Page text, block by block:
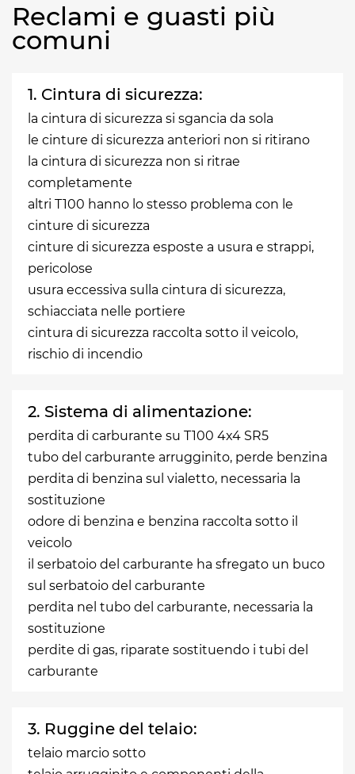
Reclami e guasti più
comuni
1. Cintura di sicurezza:
la cintura di sicurezza si sgancia da sola
le cinture di sicurezza anteriori non si ritirano
la cintura di sicurezza non si ritrae
completamente
altri T100 hanno lo stesso problema con le
cinture di sicurezza
cinture di sicurezza esposte a usura e strappi,
pericolose
usura eccessiva sulla cintura di sicurezza,
schiacciata nelle portiere
cintura di sicurezza raccolta sotto il veicolo,
rischio di incendio
2. Sistema di alimentazione:
perdita di carburante su T100 4x4 SR5
tubo del carburante arrugginito, perde benzina
perdita di benzina sul vialetto, necessaria la
sostituzione
odore di benzina e benzina raccolta sotto il
veicolo
il serbatoio del carburante ha sfregato un buco
sul serbatoio del carburante
perdita nel tubo del carburante, necessaria la
sostituzione
perdite di gas, riparate sostituendo i tubi del
carburante
3. Ruggine del telaio:
telaio marcio sotto